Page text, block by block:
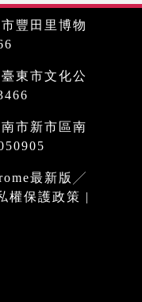
豐田里博物
東市文化公
市新市區南
最新版╱
權保護政策 |